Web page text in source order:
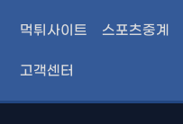
먹튀사이트 스포츠중계
고객센터